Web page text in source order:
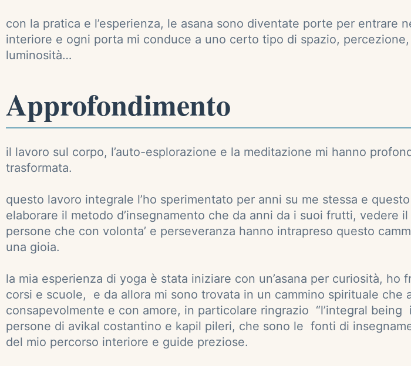
con la pratica e l’esperienza, le asana sono diventate porte per entrare
interiore e ogni porta mi conduce a uno certo tipo di spazio,
luminosità…
Approfondimento
il lavoro sul corpo, l’auto-esplorazione e la meditazione mi hanno
trasformata.
questo lavoro integrale l’ho sperimentato per anni su me stessa e
elaborare il metodo d’insegnamento che da anni da i suoi frutti, vedere
persone che con volonta’ e perseveranza hanno intrapreso questo
una gioia.
la mia esperienza di yoga è stata iniziare con un’asana per curiosità, ho
corsi e scuole, e da allora mi sono trovata in un cammino spirituale che
consapevolmente e con amore, in particolare ringrazio “l’integral being
persone di avikal costantino e kapil pileri, che sono le fonti di
del mio percorso interiore e guide preziose.